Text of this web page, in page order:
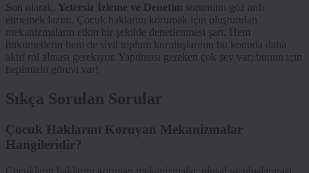
Son olarak, Yetersiz İzleme ve Denetim sorununu göz ardı
etmemek lazım. Çocuk haklarını korumak için oluşturulan
mekanizmaların etkin bir şekilde denetlenmesi şart. Hem
hükümetlerin hem de sivil toplum kuruluşlarının bu konuda daha
aktif rol alması gerekiyor. Yapılması gereken çok şey var; bunun için
hepimizin görevi var!
Sıkça Sorulan Sorular
Çocuk Haklarını Koruyan Mekanizmalar
Hangileridir?